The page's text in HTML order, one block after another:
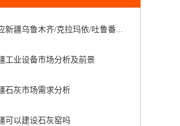
新疆乌鲁木齐/克拉玛依/吐鲁番...
工业设备市场分析及前景
石灰市场需求分析
可以建设石灰窑吗